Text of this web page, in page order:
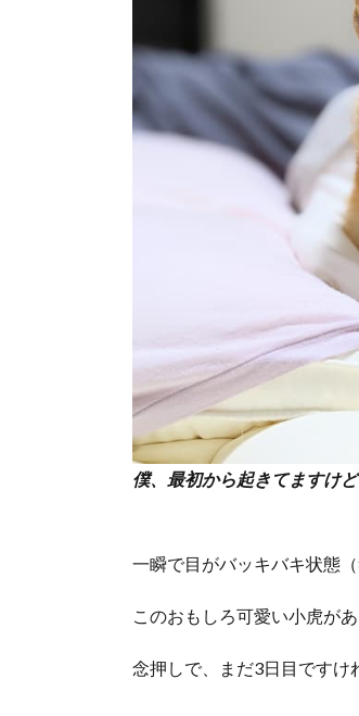
僕、最初から起きてますけ
一瞬で目がバッキバキ状態（
このおもしろ可愛い小虎が
念押しで、まだ3日目ですけ